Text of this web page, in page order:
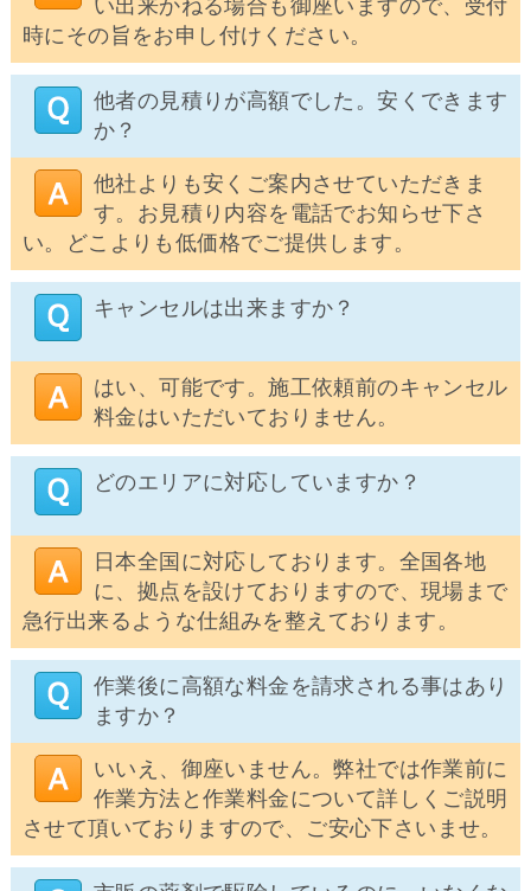
い出来かねる場合も御座いますので、受付
時にその旨をお申し付けください。
他者の見積りが高額でした。安くできます
か？
他社よりも安くご案内させていただきま
す。お見積り内容を電話でお知らせ下さ
い。どこよりも低価格でご提供します。
キャンセルは出来ますか？
はい、可能です。施工依頼前のキャンセル
料金はいただいておりません。
どのエリアに対応していますか？
日本全国に対応しております。全国各地
に、拠点を設けておりますので、現場まで
急行出来るような仕組みを整えております。
作業後に高額な料金を請求される事はあり
ますか？
いいえ、御座いません。弊社では作業前に
作業方法と作業料金について詳しくご説明
させて頂いておりますので、ご安心下さいませ。